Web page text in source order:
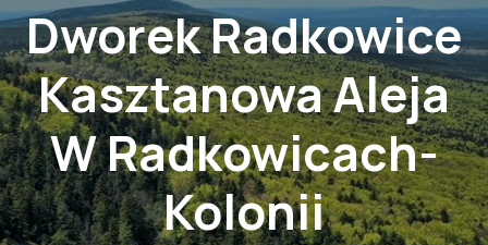
Dworek Radkowice
Kasztanowa Aleja
W Radkowicach-
Kolonii